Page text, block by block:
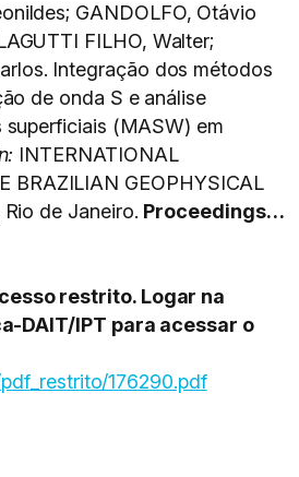
GANDOLFO, Otávio
FILHO, Walter;
Integração dos métodos
de onda S e análise
(MASW) em
INTERNATIONAL
BRAZILIAN GEOPHYSICAL
Rio de Janeiro. Proceedings…
restrito. Logar na
DAIT/IPT para acessar o
176290.pdf